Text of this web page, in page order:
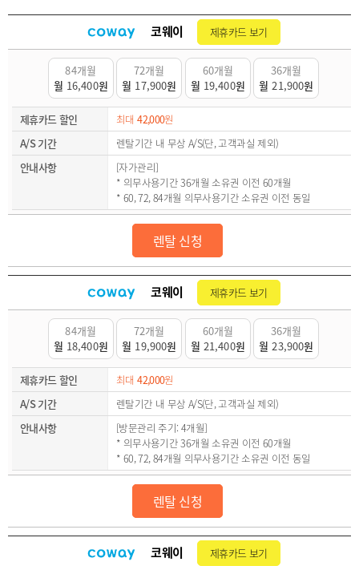
코웨이 제휴카드 보기
84개월
월 16,400원
72개월
월 17,900원
60개월
월 19,400원
36개월
월21,900원
제휴카드 할인 최대42,000원
A/S 기간
렌탈기간 내 무상 A/S(단, 고객과실 제외)
안내사항
[자가관리]
* 의무사용기간 36개월 소유권 이전 60개월
* 60, 72, 84개월 의무사용기간 소유권 이전 동일
렌탈 신청
코웨이 제휴카드 보기
84개월
월 18,400원
72개월
월 19,900원
60개월
월 21,400원
36개월
월23,900원
제휴카드 할인 최대42,000원
A/S 기간
렌탈기간 내 무상 A/S(단, 고객과실 제외)
안내사항
[방문관리 주기: 4개월]
* 의무사용기간 36개월 소유권 이전 60개월
* 60, 72, 84개월 의무사용기간 소유권 이전 동일
렌탈 신청
코웨이 제휴카드 보기